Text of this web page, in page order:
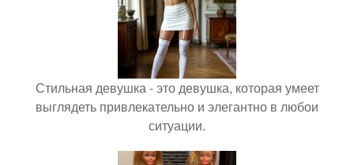
Стильная девушка - это девушка, которая умеет
выглядеть привлекательно и элегантно в любои
ситуации.